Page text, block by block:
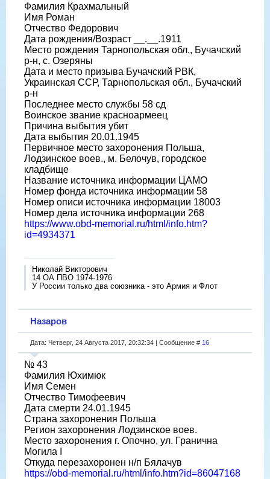
Фамилия Крахмальный
Имя Роман
Отчество Федорович
Дата рождения/Возраст __.__.1911
Место рождения Тарнопольская обл., Бучачский
р-н, с. Озеряны
Дата и место призыва Бучачский РВК,
Украинская ССР, Тарнопольская обл., Бучачский
р-н
Последнее место службы 58 сд
Воинское звание красноармеец
Причина выбытия убит
Дата выбытия 20.01.1945
Первичное место захоронения Польша,
Лодзинское воев., м. Белочув, городское
кладбище
Название источника информации ЦАМО
Номер фонда источника информации 58
Номер описи источника информации 18003
Номер дела источника информации 268
https://www.obd-memorial.ru/html/info.htm?
id=4934371
Николай Викторович
14 ОА ПВО 1974-1976
У России только два союзника - это Армия и Флот
Назаров
Дата: Четверг, 24 Августа 2017, 20:32:34 | Сообщение # 16
№ 43
Фамилия Юхимюк
Имя Семен
Отчество Тимофеевич
Дата смерти 24.01.1945
Страна захоронения Польша
Регион захоронения Лодзинское воев.
Место захоронения г. Опочно, ул. Гранична
Могила I
Откуда перезахоронен н/п Бялачув
https://obd-memorial.ru/html/info.htm?id=86047168